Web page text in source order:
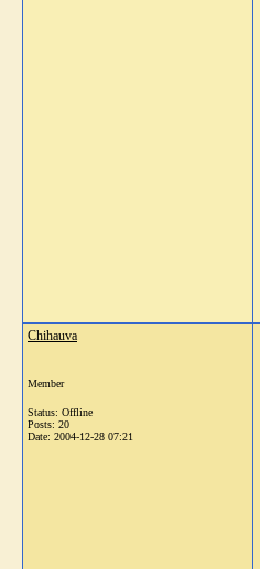
Chihauva
Member
Status: Offline
Posts: 20
Date: 2004-12-28 07:21